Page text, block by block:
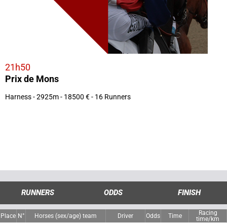
21h50
Prix de Mons
Harness - 2925m - 18500 € - 16 Runners
RUNNERS ODDS FINISH
Place N° Horses (sex/age) team Driver Odds Time
Racing
time/km